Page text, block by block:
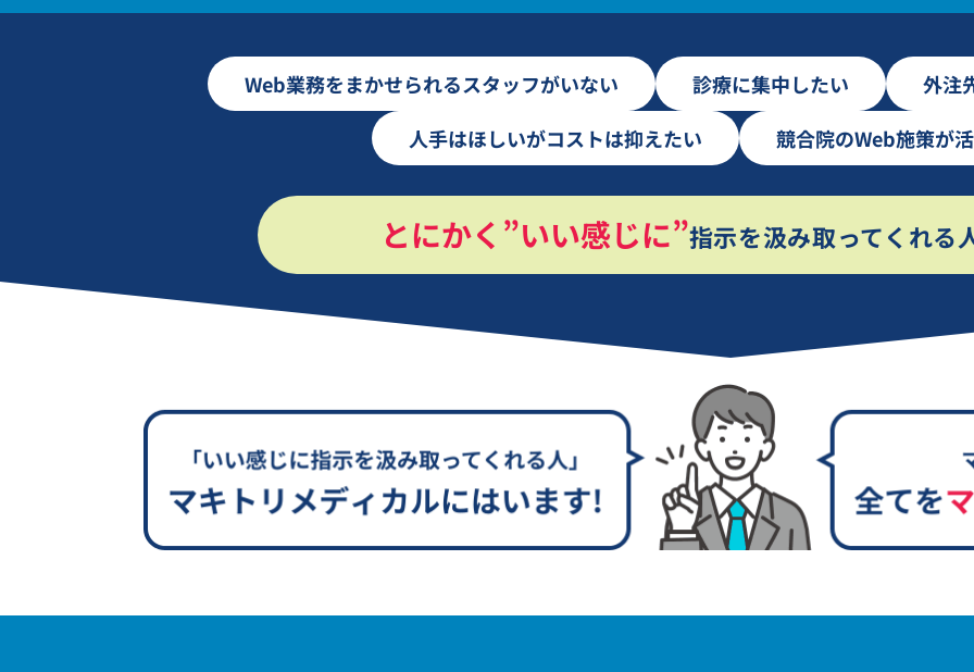
Web業務をまかせられるスタッフがいない 診療に集中したい
外注
人手はほしいがコストは抑えたい
競合院のWeb施策が
とにかく”いい感じに”指示を汲み取ってくれる